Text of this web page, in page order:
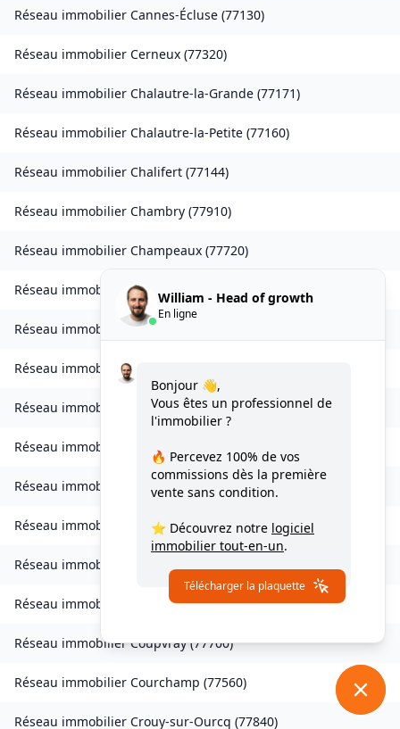
Réseau immobilier Cannes-Écluse (77130)
Réseau immobilier Cerneux (77320)
Réseau immobilier Chalautre-la-Grande (77171)
Réseau immobilier Chalautre-la-Petite (77160)
Réseau immobilier Chalifert (77144)
Réseau immobilier Chambry (77910)
Réseau immobilier Champeaux (77720)
Réseau immobilierChanteloup-en-Brie 77600
Réseau immobilier La Chapelle-Rablais
Réseau immobilierLes Chapelles-Bourbon
Réseau immobilier Charmentray (77410)
Réseau immobilier Charny
Réseau immobilier Chessy(77700
Réseau immobilier Combs-la-Ville(77380)
Réseau immobilier
Réseau immobilier Condé-Sainte-Libiaire(77450)
Réseau immobilierCoupvray(77700)
Réseau immobilier Courchamp (77560)
Réseau immobilier Crouy-sur-Ourcq (77840)
William - Head of growth
En ligne
Bonjour 👋,
Vous êtes un professionnel de
l'immobilier ?
🔥 Percevez 100% de vos
commissions dès la première
vente sans condition.
⭐ Découvrez notre logiciel
immobilier tout-en-un.
Télécharger la plaquette